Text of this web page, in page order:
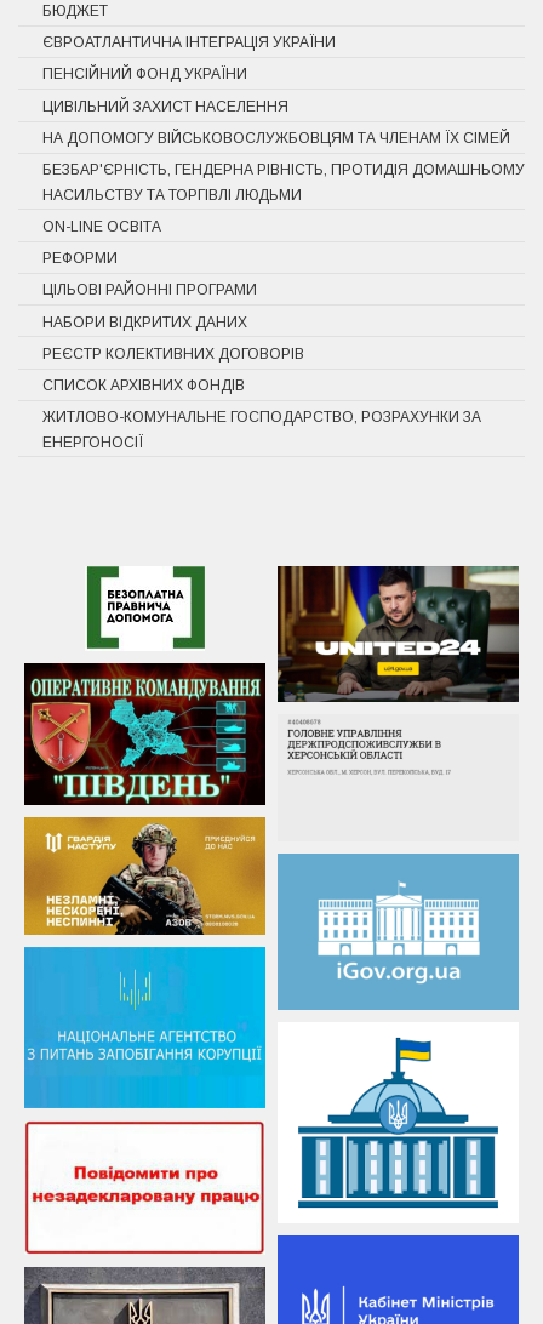
БЮДЖЕТ
ЄВРОАТЛАНТИЧНА ІНТЕГРАЦІЯ УКРАЇНИ
ПЕНСІЙНИЙ ФОНД УКРАЇНИ
ЦИВІЛЬНИЙ ЗАХИСТ НАСЕЛЕННЯ
НА ДОПОМОГУ ВІЙСЬКОВОСЛУЖБОВЦЯМ ТА ЧЛЕНАМ ЇХ СІМЕЙ
БЕЗБАР'ЄРНІСТЬ, ГЕНДЕРНА РІВНІСТЬ, ПРОТИДІЯ ДОМАШНЬОМУ
НАСИЛЬСТВУ ТА ТОРГІВЛІ ЛЮДЬМИ
ON-LINE ОСВІТА
РЕФОРМИ
ЦІЛЬОВІ РАЙОННІ ПРОГРАМИ
НАБОРИ ВІДКРИТИХ ДАНИХ
РЕЄСТР КОЛЕКТИВНИХ ДОГОВОРІВ
СПИСОК АРХІВНИХ ФОНДІВ
ЖИТЛОВО-КОМУНАЛЬНЕ ГОСПОДАРСТВО, РОЗРАХУНКИ ЗА
ЕНЕРГОНОСІЇ